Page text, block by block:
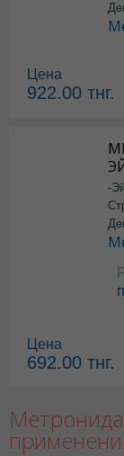
Цена
922.00 тнг.
-
Цена
692.00 тнг.